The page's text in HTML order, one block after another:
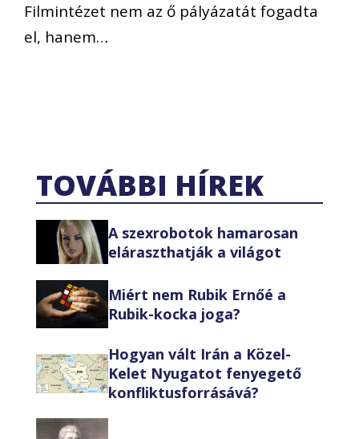
Filmintézet nem az ő pályázatát fogadta
el, hanem…
TOVÁBBI HÍREK
A szexrobotok hamarosan
eláraszthatják a világot
Miért nem Rubik Ernőé a
Rubik-kocka joga?
Hogyan vált Irán a Közel-
Kelet Nyugatot fenyegető
konfliktusforrásává?